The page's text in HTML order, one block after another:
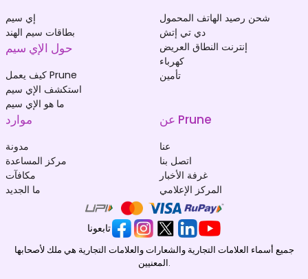
إي سيم
بطاقات سيم الهند
حول الإي سيم
كيف يعمل Prune
استكشف الإي سيم
ما هو الإي سيم
شحن رصيد الهاتف المحمول
دي تي إتش
إنترنت النطاق العريض
كهرباء
تأمين
موارد
مدونة
مركز المساعدة
مكافآت
ما الجديد
عن Prune
عنا
اتصل بنا
غرفة الأخبار
المركز الإعلامي
تابعونا
جميع أسماء العلامات التجارية والشعارات والعلامات التجارية هي ملك لأصحابها
المعنيين.